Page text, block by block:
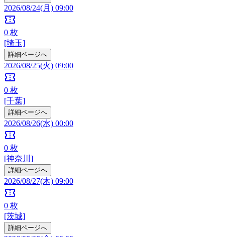
2026/08/24(月) 09:00
confirmation_number
0 枚
[埼玉]
詳細ページへ
2026/08/25(火) 09:00
confirmation_number
0 枚
[千葉]
詳細ページへ
2026/08/26(水) 00:00
confirmation_number
0 枚
[神奈川]
詳細ページへ
2026/08/27(木) 09:00
confirmation_number
0 枚
[茨城]
詳細ページへ